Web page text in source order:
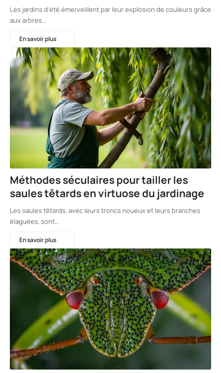
Les jardins d'été émerveillent par leur explosion de couleurs grâce
aux arbres…
En savoir plus
Méthodes séculaires pour tailler les
saules têtards en virtuose du jardinage
Les saules têtards, avec leurs troncs noueux et leurs branches
élaguées, sont…
En savoir plus